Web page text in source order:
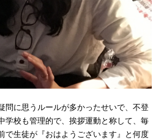
問に思うルールが多かったせいで、不登
学校も管理的で、挨拶運動と称して、毎
で生徒が『おはようございます』と何度